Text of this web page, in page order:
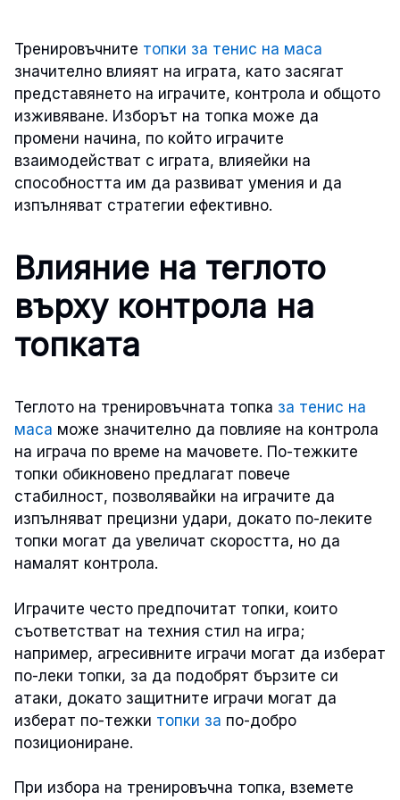
Тренировъчните топки за тенис на маса
значително влияят на играта, като засягат
представянето на играчите, контрола и общото
изживяване. Изборът на топка може да
промени начина, по който играчите
взаимодействат с играта, влияейки на
способността им да развиват умения и да
изпълняват стратегии ефективно.
Влияние на теглото
върху контрола на
топката
Теглото на тренировъчната топка за тенис на
маса може значително да повлияе на контрола
на играча по време на мачовете. По-тежките
топки обикновено предлагат повече
стабилност, позволявайки на играчите да
изпълняват прецизни удари, докато по-леките
топки могат да увеличат скоростта, но да
намалят контрола.
Играчите често предпочитат топки, които
съответстват на техния стил на игра;
например, агресивните играчи могат да изберат
по-леки топки, за да подобрят бързите си
атаки, докато защитните играчи могат да
изберат по-тежки топки за по-добро
позициониране.
При избора на тренировъчна топка, вземете